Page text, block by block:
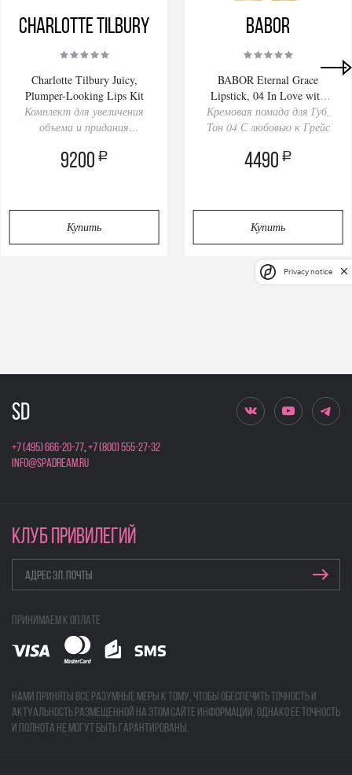
Charlotte Tilbury
Charlotte Tilbury Juicy,
Plumper-Looking Lips Kit
Комплект для увеличения
объема и придания
9200 a
Купить
BABOR
BABOR Eternal Grace
Lipstick, 04 In Love with
Grace
Кремовая помада для Губ,
Тон 04 С любовью к Грейс
4490 a
Купить
+7 (495) 666-20-77,+7 (800) 555-27-32
info@spadream.ru
КЛУБ ПРИВИЛЕГИЙ
Принимаем к оплате
Нами приняты все разумные меры к тому, чтобы обеспечить точность и
актуальность размещенной на этом сайте информации, однако ее точность
и полнота не могут быть гарантированы.
Privacy notice